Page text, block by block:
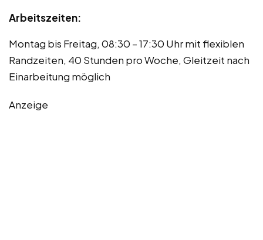
Arbeitszeiten:
Montag bis Freitag, 08:30 – 17:30 Uhr mit flexiblen
Randzeiten, 40 Stunden pro Woche, Gleitzeit nach
Einarbeitung möglich
Anzeige